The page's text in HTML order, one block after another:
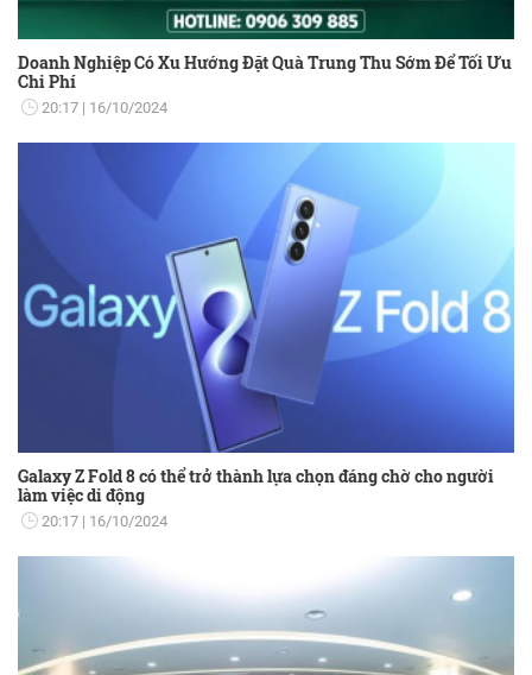
Doanh Nghiệp Có Xu Hướng Đặt Quà Trung Thu Sớm Để Tối Ưu
Chi Phí
20:17 16/10/2024
Galaxy Z Fold 8 có thể trở thành lựa chọn đáng chờ cho người
làm việc di động
20:17 16/10/2024